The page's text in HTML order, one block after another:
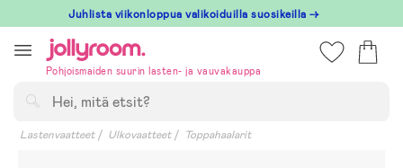
till
innehållet
Juhlista viikonloppua valikoiduilla suosikeilla →
Pohjoismaiden suurin lasten- ja vauvakauppa
Lastenvaatteet Ulkovaatteet Toppahaalarit